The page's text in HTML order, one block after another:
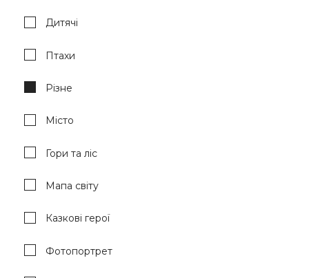
Дитячі
Птахи
Різне
Місто
Гори та ліс
Мапа світу
Казкові герої
Фотопортрет